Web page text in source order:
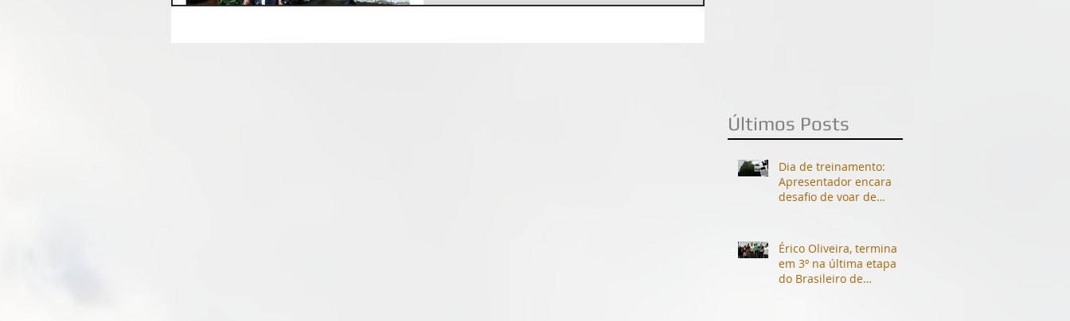
Últimos Posts
Dia de treinamento:
Apresentador encara
desafio de voar de
Voo Livre.
Érico Oliveira, termina
em 3º na última etapa
do Brasileiro de